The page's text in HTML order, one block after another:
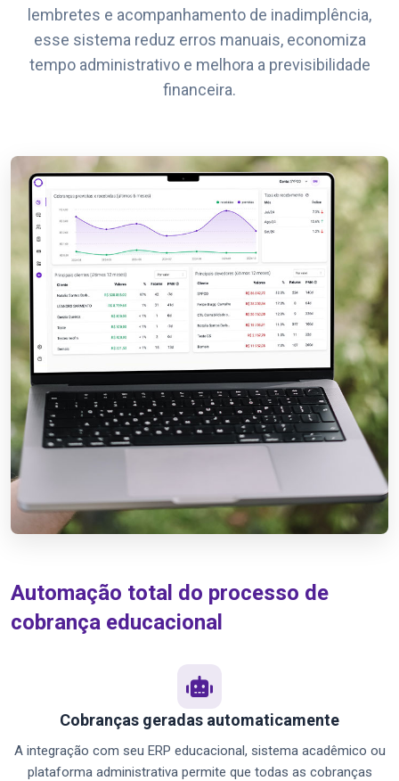
lembretes e acompanhamento de inadimplência,
esse sistema reduz erros manuais, economiza
tempo administrativo e melhora a previsibilidade
financeira.
Automação total do processo de
cobrança educacional
Cobranças geradas automaticamente
A integração com seu ERP educacional, sistema acadêmico ou
plataforma administrativa permite que todas as cobranças